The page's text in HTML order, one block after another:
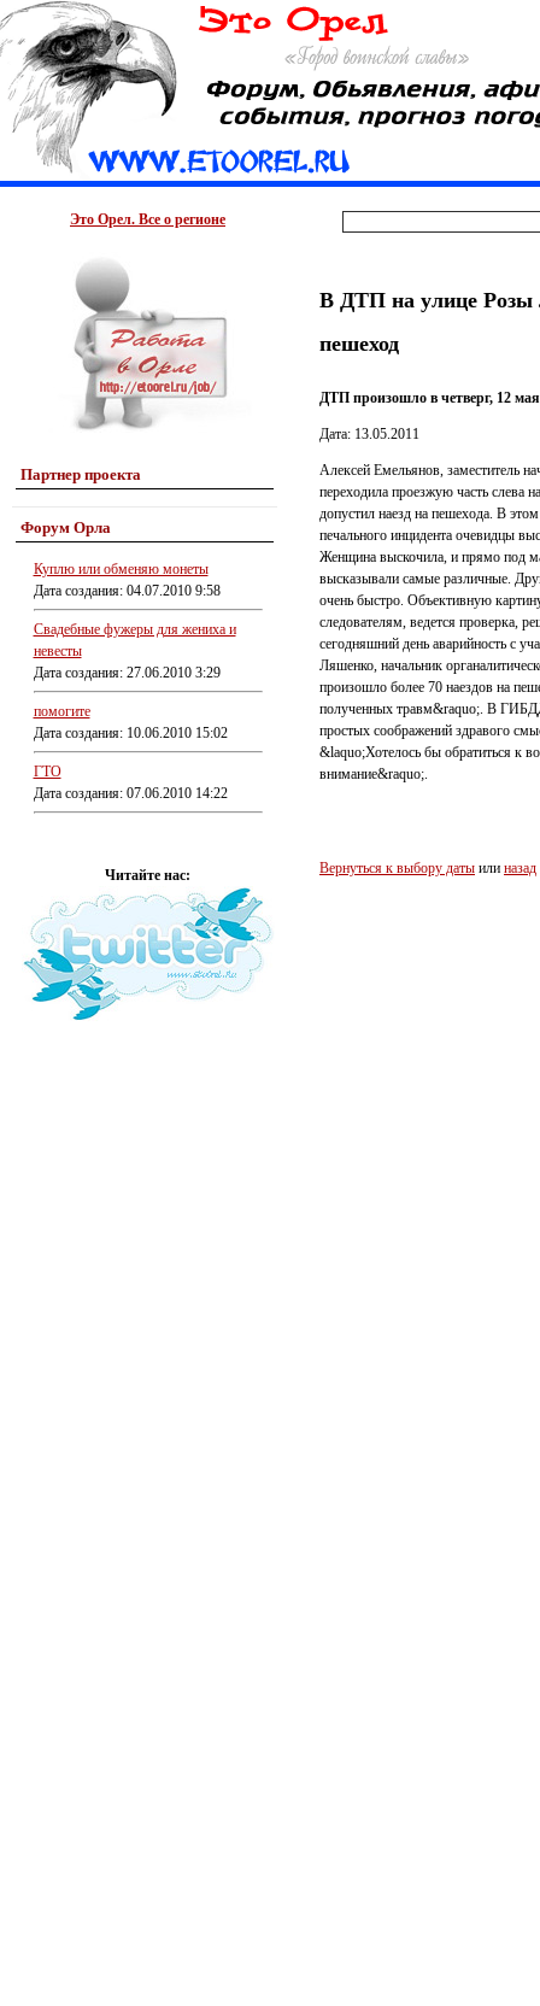
Это Орел. Все о регионе
Партнер проекта
Форум Орла
Куплю или обменяю монеты
Дата создания: 04.07.2010 9:58
Свадебные фужеры для жениха и
невесты
Дата создания: 27.06.2010 3:29
помогите
Дата создания: 10.06.2010 15:02
ГТО
Дата создания: 07.06.2010 14:22
Читайте нас:
В ДТП на улице Розы
пешеход
ДТП произошло в четверг, 12
Дата: 13.05.2011
Алексей Емельянов, заместитель
переходила проезжую часть слева
допустил наезд на пешехода. В
печального инцидента очевидцы
Женщина выскочила, и прямо под
высказывали самые различные.
очень быстро. Объективную
следователям, ведется проверка,
сегодняшний день аварийность с
Ляшенко, начальник
произошло более 70 наездов на
полученных травм&raquo;. В
простых соображений здравого
&laquo;Хотелось бы обратиться к
внимание&raquo;.
Вернуться к выбору даты или назад